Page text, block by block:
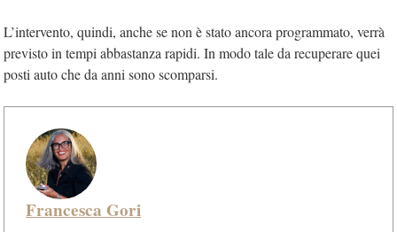
L’intervento, quindi, anche se non è stato ancora programmato, verrà
previsto in tempi abbastanza rapidi. In modo tale da recuperare quei
posti auto che da anni sono scomparsi.
Francesca Gori